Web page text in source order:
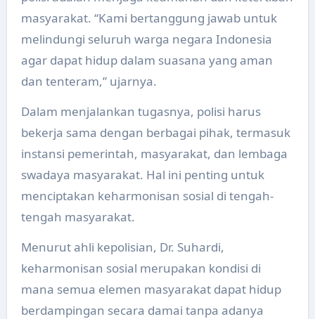
masyarakat. “Kami bertanggung jawab untuk
melindungi seluruh warga negara Indonesia
agar dapat hidup dalam suasana yang aman
dan tenteram,” ujarnya.
Dalam menjalankan tugasnya, polisi harus
bekerja sama dengan berbagai pihak, termasuk
instansi pemerintah, masyarakat, dan lembaga
swadaya masyarakat. Hal ini penting untuk
menciptakan keharmonisan sosial di tengah-
tengah masyarakat.
Menurut ahli kepolisian, Dr. Suhardi,
keharmonisan sosial merupakan kondisi di
mana semua elemen masyarakat dapat hidup
berdampingan secara damai tanpa adanya